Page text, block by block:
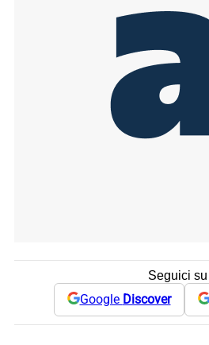
Seguici su
Google Discover